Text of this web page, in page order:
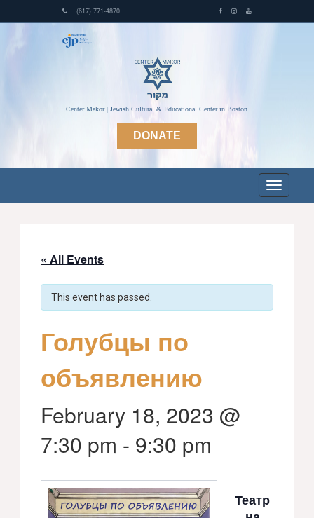
(617) 771-4870
Center Makor | Jewish Cultural & Educational Center in Boston
DONATE
« All Events
This event has passed.
Голубцы по
объявлению
February 18, 2023 @
7:30 pm - 9:30 pm
Театр